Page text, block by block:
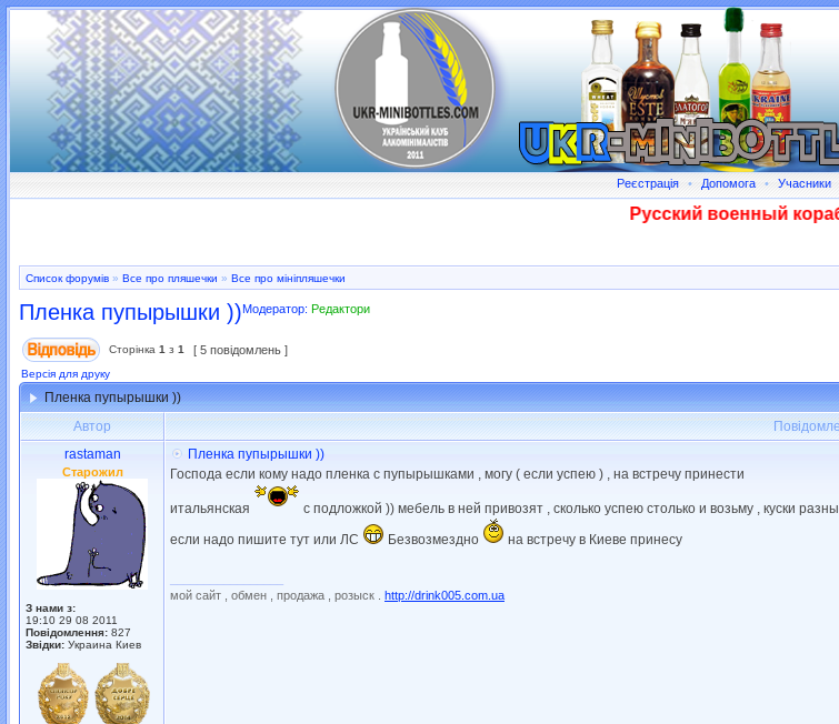
Реєстрація • Допомога • Учасники
Русский военный
Список форумів » Все про пляшечки » Все про мініпляшечки
Пленка пупырышки ))Модератор: Редактори
Сторінка 1 з 1 [ 5 повідомлень ]
Версія для друку
Пленка пупырышки ))
Автор
rastaman
Старожил
З нами з:
19:10 29 08 2011
Повідомлення: 827
Звідки: Украина Киев
Пленка пупырышки ))
Господа если кому надо пленка с пупырышками , могу ( если успею ) , на встречу принести
итальянская
с подложкой )) мебель в ней привозят , сколько успею столько и возьму , куски
если надо пишите тут или ЛС
Безвозмездно на встречу в Киеве принесу
мой сайт , обмен , продажа , розыск .
http://drink005.com.ua